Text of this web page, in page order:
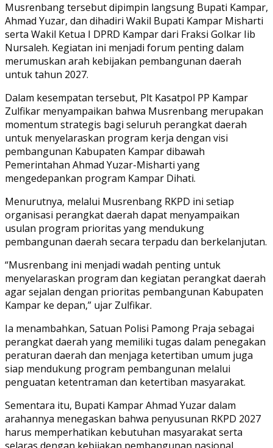
Musrenbang tersebut dipimpin langsung Bupati Kampar,
Ahmad Yuzar, dan dihadiri Wakil Bupati Kampar Misharti
serta Wakil Ketua I DPRD Kampar dari Fraksi Golkar Iib
Nursaleh. Kegiatan ini menjadi forum penting dalam
merumuskan arah kebijakan pembangunan daerah
untuk tahun 2027.
Dalam kesempatan tersebut, Plt Kasatpol PP Kampar
Zulfikar menyampaikan bahwa Musrenbang merupakan
momentum strategis bagi seluruh perangkat daerah
untuk menyelaraskan program kerja dengan visi
pembangunan Kabupaten Kampar dibawah
Pemerintahan Ahmad Yuzar-Misharti yang
mengedepankan program Kampar Dihati.
Menurutnya, melalui Musrenbang RKPD ini setiap
organisasi perangkat daerah dapat menyampaikan
usulan program prioritas yang mendukung
pembangunan daerah secara terpadu dan berkelanjutan.
“Musrenbang ini menjadi wadah penting untuk
menyelaraskan program dan kegiatan perangkat daerah
agar sejalan dengan prioritas pembangunan Kabupaten
Kampar ke depan,” ujar Zulfikar.
Ia menambahkan, Satuan Polisi Pamong Praja sebagai
perangkat daerah yang memiliki tugas dalam penegakan
peraturan daerah dan menjaga ketertiban umum juga
siap mendukung program pembangunan melalui
penguatan ketentraman dan ketertiban masyarakat.
Sementara itu, Bupati Kampar Ahmad Yuzar dalam
arahannya menegaskan bahwa penyusunan RKPD 2027
harus memperhatikan kebutuhan masyarakat serta